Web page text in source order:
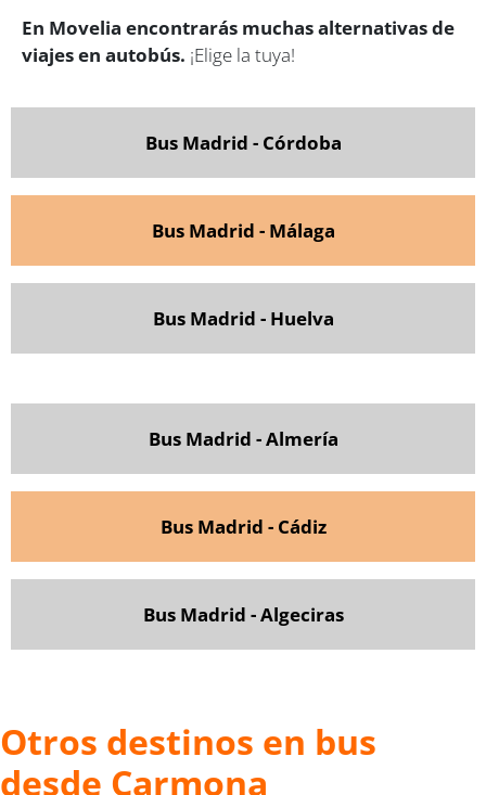
En Movelia encontrarás muchas alternativas de
viajes en autobús. ¡Elige la tuya!
Bus Madrid - Córdoba
Bus Madrid - Málaga
Bus Madrid - Huelva
Bus Madrid - Almería
Bus Madrid - Cádiz
Bus Madrid - Algeciras
Otros destinos en bus
desde Carmona